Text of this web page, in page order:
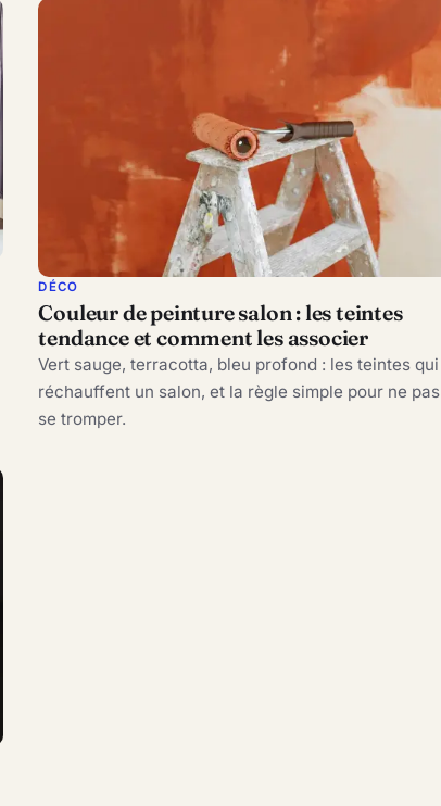
DÉCO
Couleur de peinture salon : les teintes
tendance et comment les associer
Vert sauge, terracotta, bleu profond : les teintes qui
réchauffent un salon, et la règle simple pour ne pas
se tromper.